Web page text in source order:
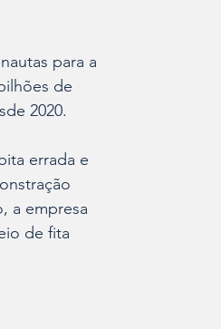
para a
de
2020.
errada e
a empresa
de fita